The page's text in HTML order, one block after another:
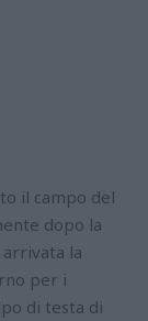
il campo del
dopo la
la
per i
di testa di